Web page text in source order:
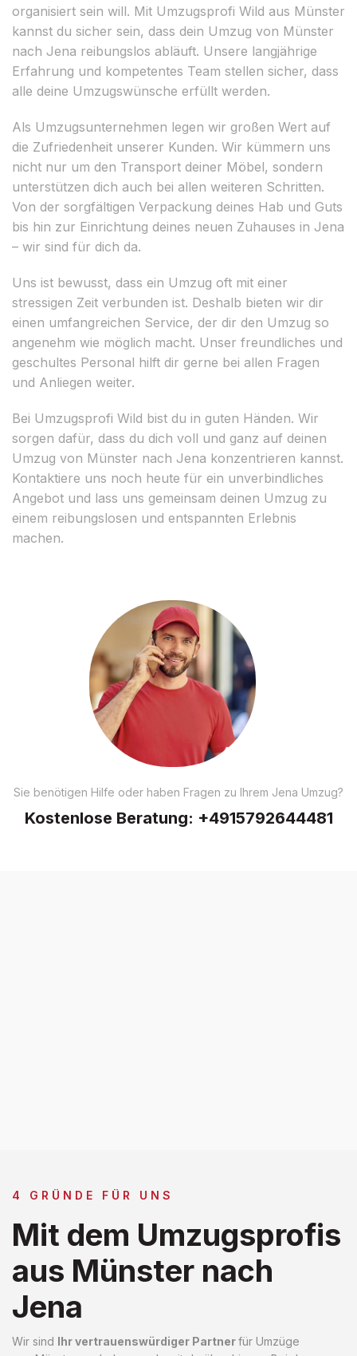
organisiert sein will. Mit Umzugsprofi Wild aus Münster
kannst du sicher sein, dass dein Umzug von Münster
nach Jena reibungslos abläuft. Unsere langjährige
Erfahrung und kompetentes Team stellen sicher, dass
alle deine Umzugswünsche erfüllt werden.
Als Umzugsunternehmen legen wir großen Wert auf
die Zufriedenheit unserer Kunden. Wir kümmern uns
nicht nur um den Transport deiner Möbel, sondern
unterstützen dich auch bei allen weiteren Schritten.
Von der sorgfältigen Verpackung deines Hab und Guts
bis hin zur Einrichtung deines neuen Zuhauses in Jena
– wir sind für dich da.
Uns ist bewusst, dass ein Umzug oft mit einer
stressigen Zeit verbunden ist. Deshalb bieten wir dir
einen umfangreichen Service, der dir den Umzug so
angenehm wie möglich macht. Unser freundliches und
geschultes Personal hilft dir gerne bei allen Fragen
und Anliegen weiter.
Bei Umzugsprofi Wild bist du in guten Händen. Wir
sorgen dafür, dass du dich voll und ganz auf deinen
Umzug von Münster nach Jena konzentrieren kannst.
Kontaktiere uns noch heute für ein unverbindliches
Angebot und lass uns gemeinsam deinen Umzug zu
einem reibungslosen und entspannten Erlebnis
machen.
Sie benötigen Hilfe oder haben Fragen zu Ihrem Jena Umzug?
Kostenlose Beratung: +4915792644481
4 GRÜNDE FÜR UNS
Mit dem Umzugsprofis
aus Münster nach
Jena
Wir sind Ihr vertrauenswürdiger Partnerfür Umzüge